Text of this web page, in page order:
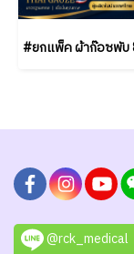
@rck_medical